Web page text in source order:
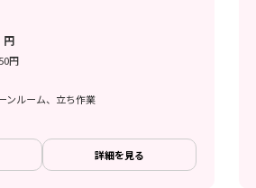
円
円
ンルーム、立ち作業
詳細を見る